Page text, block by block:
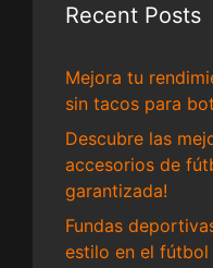
Recent Posts
Mejora tu
sin tacos para
Descubre las
accesorios de
garantizada!
Fundas
estilo en el fútbol